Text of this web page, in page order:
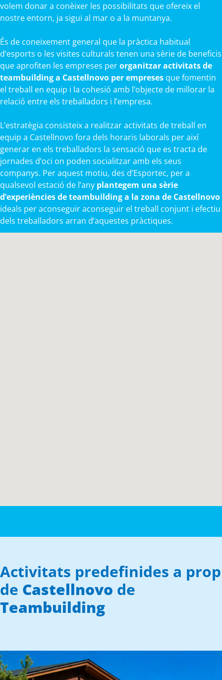
volem donar a conèixer les possibilitats que ofereix el
nostre entorn, ja sigui al mar o a la muntanya.
És de coneixement general que la pràctica habitual
d’esports o les visites culturals tenen una sèrie de beneficis
que aprofiten les empreses perorganitzar activitats de
teambuilding a Castellnovo per empreses que fomentin
el treball en equip i la cohesió amb l’objecte de millorar la
relació entre els treballadors i l’empresa.
L’estratègia consisteix a realitzar activitats de treball en
equip a Castellnovo fora dels horaris laborals per així
generar en els treballadors la sensació que es tracta de
jornades d’oci on poden socialitzar amb els seus
companys. Per aquest motiu, des d’Esportec, per a
qualsevol estació de l’any plantegem una sèrie
d’experiències de teambuilding a la zona de Castellnovo
ideals per aconseguir aconseguir el treball conjunt i efectiu
dels treballadors arran d’aquestes pràctiques.
Activitats predefinides a prop
de Castellnovo de
Teambuilding